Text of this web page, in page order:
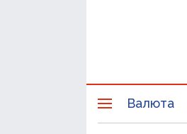
Валюта